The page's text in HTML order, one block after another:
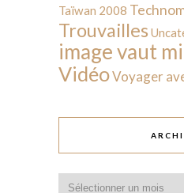
Taïwan 2008
Trouvailles
image vaut
VidéoVoyager